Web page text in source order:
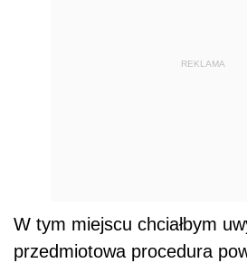
REKLAMA
W tym miejscu chciałbym
przedmiotowa procedura